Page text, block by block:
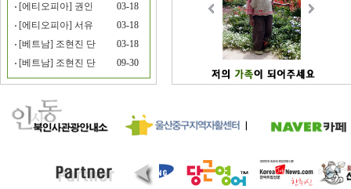
[에티오피아] 권인
03-18
[에티오피아] 서유
03-18
[베트남] 조현진 단
03-18
[베트남] 조현진 단
09-30